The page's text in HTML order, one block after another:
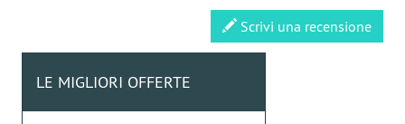
Scrivi una recensione
LE MIGLIORI OFFERTE